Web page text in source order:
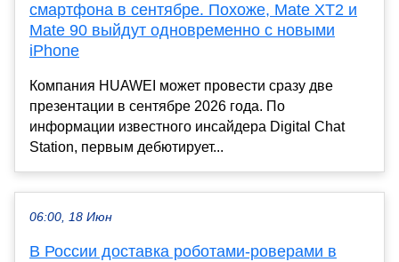
смартфона в сентябре. Похоже, Mate XT2 и
Mate 90 выйдут одновременно с новыми
iPhone
Компания HUAWEI может провести сразу две
презентации в сентябре 2026 года. По
информации известного инсайдера Digital Chat
Station, первым дебютирует...
06:00, 18 Июн
В России доставка роботами-роверами в